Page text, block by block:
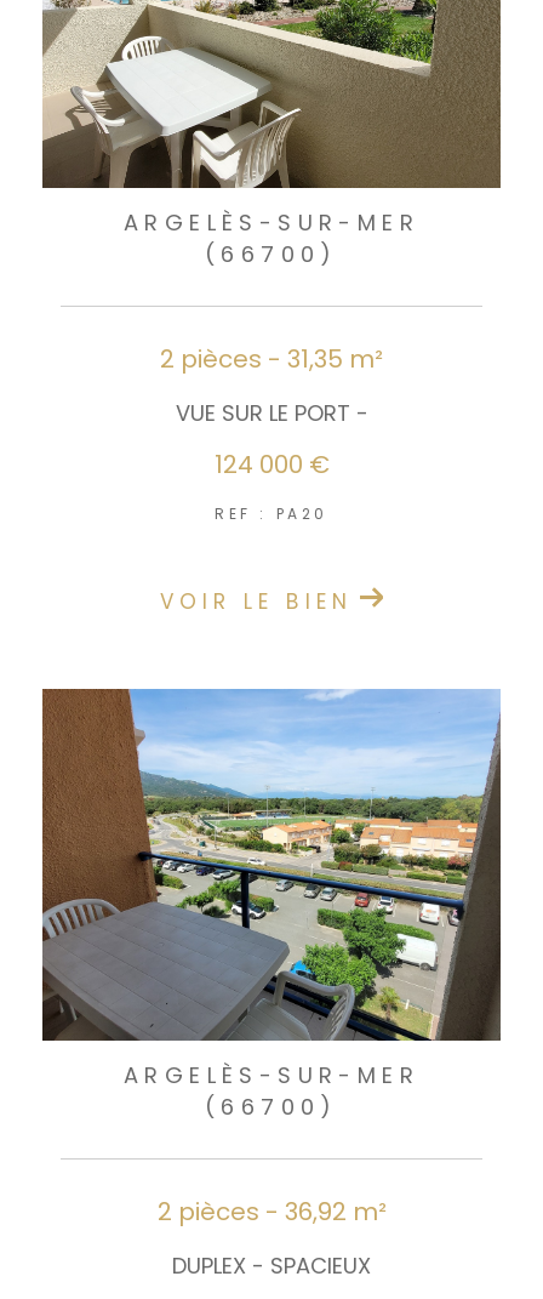
ARGELÈS-SUR-MER
(66700)
2 pièces - 31,35 m²
VUE SUR LE PORT -
124 000 €
REF : PA20
VOIR LE BIEN
ARGELÈS-SUR-MER
(66700)
2 pièces - 36,92 m²
DUPLEX - SPACIEUX